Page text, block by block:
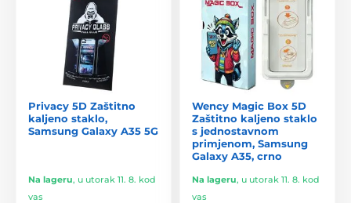
Privacy 5D Zaštitno
kaljeno staklo,
Samsung Galaxy A35 5G
Na lageru, u utorak 11. 8. kod
vas
Wency Magic Box 5D
Zaštitno kaljeno staklo
s jednostavnom
primjenom, Samsung
Galaxy A35, crno
Na lageru, u utorak 11. 8. kod
vas